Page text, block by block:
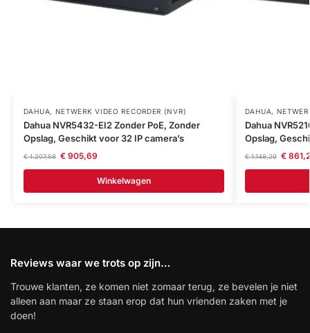
DAHUA, NETWERK VIDEO RECORDER (NVR)
Dahua NVR5432-EI2 Zonder PoE, Zonder
Opslag, Geschikt voor 32 IP camera’s
€1.207,58 €905,69
Winkelwagen
DAHUA,
Dahua
Opslag,
€1.148,29 €
Reviews waar we trots op zijn…
Trouwe klanten, ze komen niet zomaar terug, ze bevelen je niet
alleen aan maar ze staan erop dat hun vrienden zaken met je
doen!